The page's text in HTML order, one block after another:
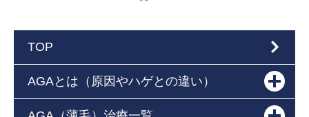
TOP
AGAとは（原因やハゲとの違い）